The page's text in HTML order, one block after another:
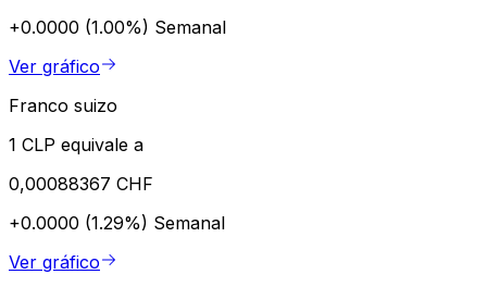
+0.0000 (1.00%) Semanal
Ver gráfico
Franco suizo
1 CLP equivale a
0,00088367 CHF
+0.0000 (1.29%) Semanal
Ver gráfico